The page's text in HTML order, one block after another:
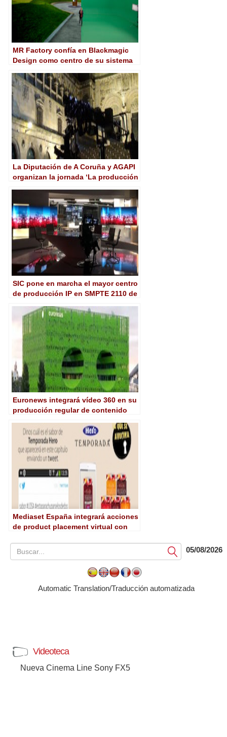
MR Factory confía en Blackmagic
Design como centro de su sistema
La Diputación de A Coruña y AGAPI
organizan la jornada ‘La producción
SIC pone en marcha el mayor centro
de producción IP en SMPTE 2110 de
Euronews integrará vídeo 360 en su
producción regular de contenido
Mediaset España integrará acciones
de product placement virtual con
Submit05/08/2026
Automatic Translation/Traducción automatizada
Videoteca
Nueva Cinema Line Sony FX5